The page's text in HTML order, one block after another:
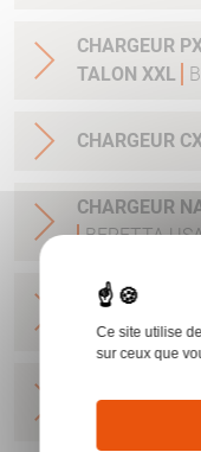
CHARGEUR
TALON XXL
CHARGEUR
CHARGEUR
BERETTA
CHARGEUR
BERETTA
Ce site utilise
sur ceux que